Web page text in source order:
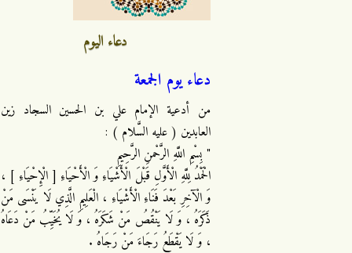
دعاء اليوم
دعاء يوم الجمعة
من أدعية الإمام علي بن الحسين السجاد زين
العابدين ( عليه السَّلام ) :
" بِسْمِ اللَّهِ الرَّحْمنِ الرَّحِيمِ
الْحَمْدُ لِلَّهِ الْأَوَّلِ قَبْلَ الْأَشْيَاءِ وَ الْأَحْيَاءِ [ الْإِحْيَاءِ ] ،
وَ الْآخِرِ بَعْدَ فَنَاءِ الْأَشْيَاءِ ، الْعَلِيمِ الَّذِي لَا يَنْسَى مَنْ
ذَكَرَهُ ، وَ لَا يَنْقُصُ مَنْ شَكَرَهُ ، وَ لَا يُخَيِّبُ مَنْ دَعَاهُ
، وَ لَا يَقْطَعُ رَجَاءَ مَنْ رَجَاهُ .